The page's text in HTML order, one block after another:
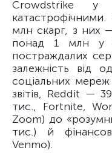
Crowdstrike у
катастрофічними.
млн скарг, з них
понад 1 млн у
постраждалих
залежність від
соціальних
звітів, Reddit —
тис., Fortnite,
Zoom) до
тис.) й
Venmo).